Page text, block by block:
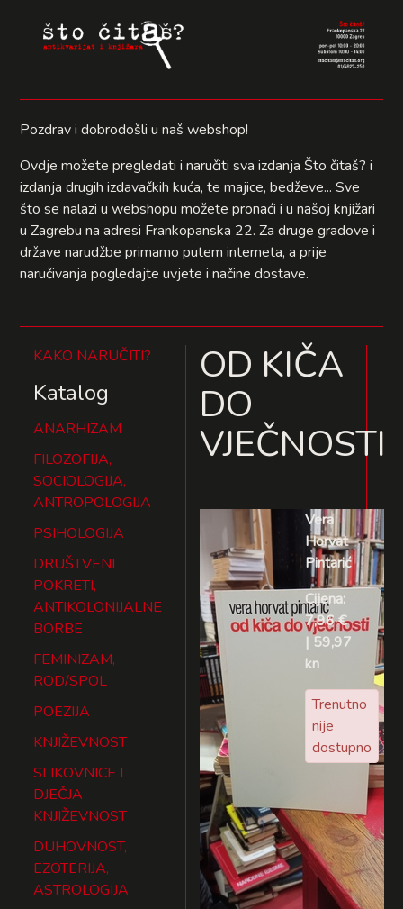
Pozdrav i dobrodošli u naš webshop!
Ovdje možete pregledati i naručiti sva izdanja Što čitaš? i
izdanja drugih izdavačkih kuća, te majice, bedževe... Sve
što se nalazi u webshopu možete pronaći i u našoj knjižari
u Zagrebu na adresi Frankopanska 22. Za druge gradove i
države narudžbe primamo putem interneta, a prije
naručivanja pogledajte uvjete i načine dostave.
KAKO NARUČITI?
Katalog
ANARHIZAM
FILOZOFIJA,
SOCIOLOGIJA,
ANTROPOLOGIJA
PSIHOLOGIJA
DRUŠTVENI
POKRETI,
ANTIKOLONIJALNE
BORBE
FEMINIZAM,
ROD/SPOL
POEZIJA
KNJIŽEVNOST
SLIKOVNICE I
DJEČJA
KNJIŽEVNOST
DUHOVNOST,
EZOTERIJA,
ASTROLOGIJA
OD KIČA
DO
VJEČNOSTI
Vera
Horvat
Pintarić
Cijena:
7,96 €
| 59,97
kn
Trenutno
nije
dostupno